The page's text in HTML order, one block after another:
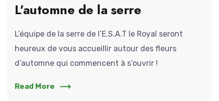
L’automne de la serre
L’équipe de la serre de l’E.S.A.T le Royal seront
heureux de vous accueillir autour des fleurs
d’automne qui commencent à s’ouvrir !
Read More